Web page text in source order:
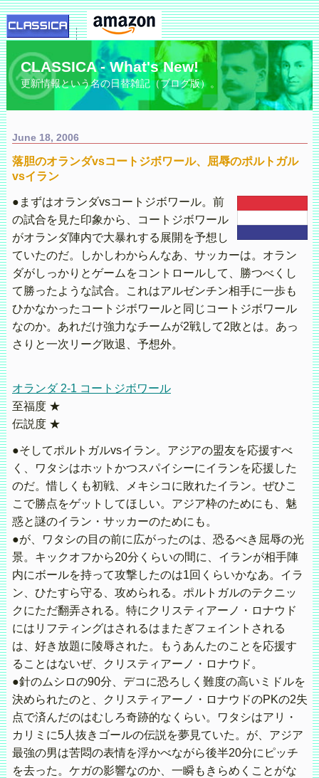
CLASSICA - What's New!
更新情報という名の日替雑記（ブログ版）。
June 18, 2006
落胆のオランダvsコートジボワール、屈辱のポルトガル
vsイラン
●まずはオランダvsコートジボワール。前
の試合を見た印象から、コートジボワール
がオランダ陣内で大暴れする展開を予想し
ていたのだ。しかしわからんなあ、サッカーは。オラン
ダがしっかりとゲームをコントロールして、勝つべくし
て勝ったような試合。これはアルゼンチン相手に一歩も
ひかなかったコートジボワールと同じコートジボワール
なのか。あれだけ強力なチームが2戦して2敗とは。あっ
さりと一次リーグ敗退、予想外。
オランダ 2-1 コートジボワール
至福度 ★
伝説度 ★
●そしてポルトガルvsイラン。アジアの盟友を応援すべ
く、ワタシはホットかつスパイシーにイランを応援した
のだ。惜しくも初戦、メキシコに敗れたイラン。ぜひこ
こで勝点をゲットしてほしい。アジア枠のためにも、魅
惑と謎のイラン・サッカーのためにも。
●が、ワタシの目の前に広がったのは、恐るべき屈辱の光
景。キックオフから20分くらいの間に、イランが相手陣
内にボールを持って攻撃したのは1回くらいかなあ。イラ
ン、ひたすら守る、攻められる。ポルトガルのテクニッ
クにただ翻弄される。特にクリスティアーノ・ロナウド
にはリフティングはされるはまたぎフェイントされる
は、好き放題に陵辱された。もうあんたのことを応援す
ることはないぜ、クリスティアーノ・ロナウド。
●針のムシロの90分、デコに恐ろしく難度の高いミドルを
決められたのと、クリスティアーノ・ロナウドのPKの2失
点で済んだのはむしろ奇跡的なくらい。ワタシはアリ・
カリミに5人抜きゴールの伝説を夢見ていた。が、アジア
最強の男は苦悶の表情を浮かべながら後半20分にピッチ
を去った。ケガの影響なのか、一瞬もきらめくことがな